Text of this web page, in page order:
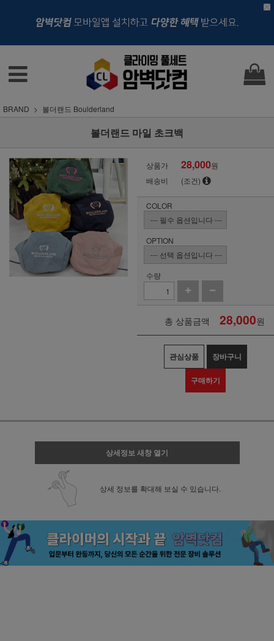
BRAND 볼더랜드 Boulderland
볼더랜드 마일 초크백
상품가 28,000원
배송비
(조건)
COLOR
OPTION
수량
총 상품금액 28,000원
관심상품 장바구니
구매하기
상세정보 새창 열기
상세 정보를 확대해 보실 수 있습니다.